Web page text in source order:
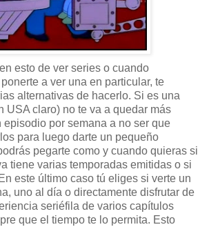
esto de ver series o cuando
a ver una en particular, te
alternativas de hacerlo. Si es una
USA claro) no te va a quedar más
episodio por semana a no ser que
para luego darte un pequeño
pegarte como y cuando quieras si
tiene varias temporadas emitidas o si
este último caso tú eliges si verte un
uno al día o directamente disfrutar de
seriéfila de varios capítulos
que el tiempo te lo permita. Esto